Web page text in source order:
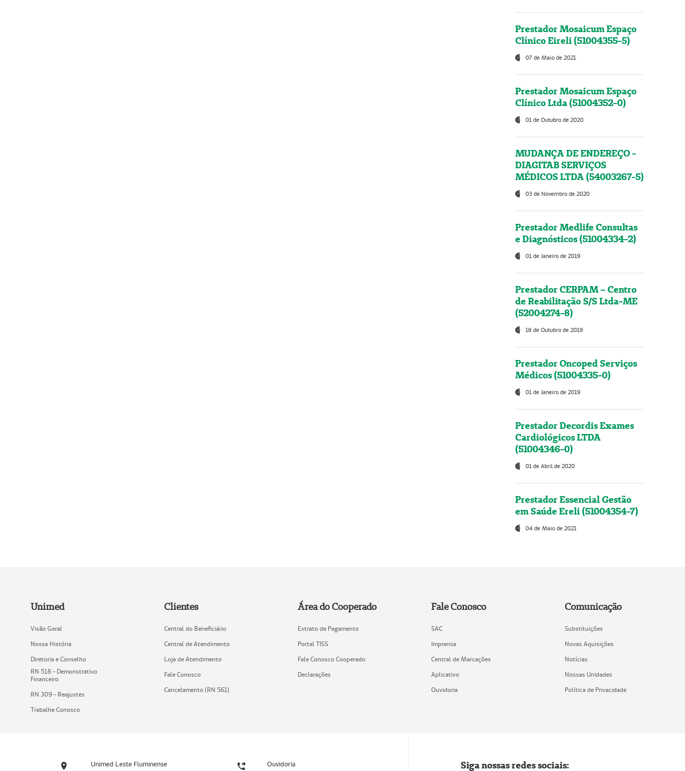
Prestador Mosaicum Espaço
Clínico Eireli (51004355-5)
07 de Maio de 2021
Prestador Mosaicum Espaço
Clínico Ltda (51004352-0)
01 de Outubro de 2020
MUDANÇA DE ENDEREÇO -
DIAGITAB SERVIÇOS
MÉDICOS LTDA (54003267-5)
03 de Novembro de 2020
Prestador Medlife Consultas
e Diagnósticos (51004334-2)
01 de Janeiro de 2019
Prestador CERPAM – Centro
de Reabilitação S/S Ltda-ME
(52004274-8)
18 de Outubro de 2019
Prestador Oncoped Serviços
Médicos (51004335-0)
01 de Janeiro de 2019
Prestador Decordis Exames
Cardiológicos LTDA
(51004346-0)
01 de Abril de 2020
Prestador Essencial Gestão
em Saúde Ereli (51004354-7)
04 de Maio de 2021
Unimed
Visão Geral
Nossa História
Diretoria e Conselho
RN 518 - Demonstrativo
Financeiro
RN 309 - Reajustes
Trabalhe Conosco
Clientes
Central do Beneficiário
Central de Atendimento
Loja de Atendimento
Fale Conosco
Cancelamento (RN 561)
Área do Cooperado
Extrato de Pagamento
Portal TISS
Fale Conosco Cooperado
Declarações
Fale Conosco
SAC
Imprensa
Central de Marcações
Aplicativo
Ouvidoria
Comunicação
Substituições
Novas Aquisições
Notícias
Nossas Unidades
Política de Privacidade
Unimed Leste Fluminense Ouvidoria Siga nossas redes sociais: